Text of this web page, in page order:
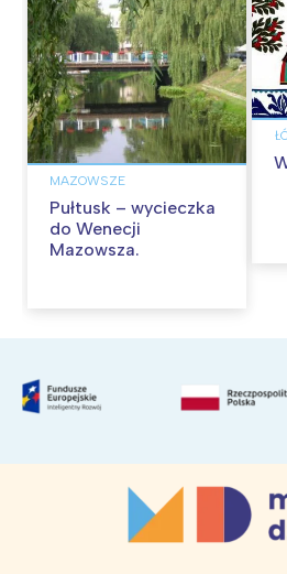
MAZOWSZE
Pułtusk – wycieczka
do Wenecji
Mazowsza.